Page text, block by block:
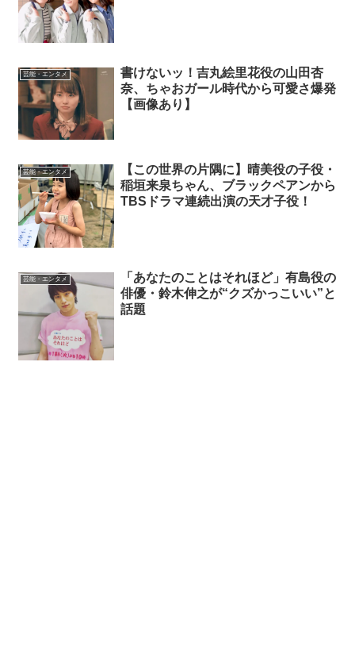
芸能・エンタメ
書けないッ！吉丸絵里花役の山田杏
奈、ちゃおガール時代から可愛さ爆発
【画像あり】
芸能・エンタメ
【この世界の片隅に】晴美役の子役・
稲垣来泉ちゃん、ブラックペアンから
TBSドラマ連続出演の天才子役！
芸能・エンタメ
「あなたのことはそれほど」有島役の
俳優・鈴木伸之が“クズかっこいい”と
話題